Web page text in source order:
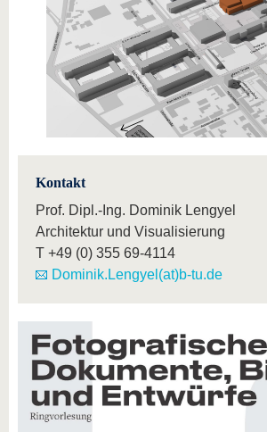
Kontakt
Prof. Dipl.-Ing. Dominik Lengyel
Architektur und Visualisierung
T +49 (0) 355 69-4114
Dominik.Lengyel(at)b-tu.de